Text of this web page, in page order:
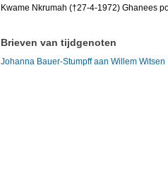
Kwame Nkrumah (†27-4-1972) Ghanees
Brieven van tijdgenoten
Johanna Bauer-Stumpff aan Willem Witsen